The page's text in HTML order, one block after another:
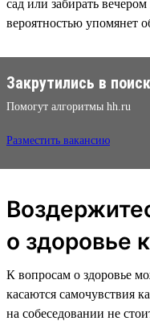
сад или забирать
вероятностью упомянет
Закрутились в
Помогут алгоритмы hh.ru
Разместить вакансию
о здоровье
К вопросам о здоровье
касаются самочувствия
на собеседовании не